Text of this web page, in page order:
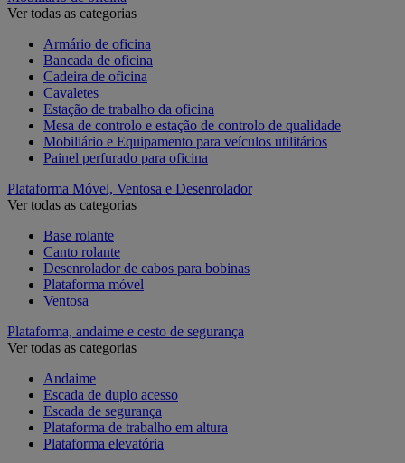
Ver todas as categorias
Armário de oficina
Bancada de oficina
Cadeira de oficina
Cavaletes
Estação de trabalho da oficina
Mesa de controlo e estação de controlo de qualidade
Mobiliário e Equipamento para veículos utilitários
Painel perfurado para oficina
Plataforma Móvel, Ventosa e Desenrolador
Ver todas as categorias
Base rolante
Canto rolante
Desenrolador de cabos para bobinas
Plataforma móvel
Ventosa
Plataforma, andaime e cesto de segurança
Ver todas as categorias
Andaime
Escada de duplo acesso
Escada de segurança
Plataforma de trabalho em altura
Plataforma elevatória